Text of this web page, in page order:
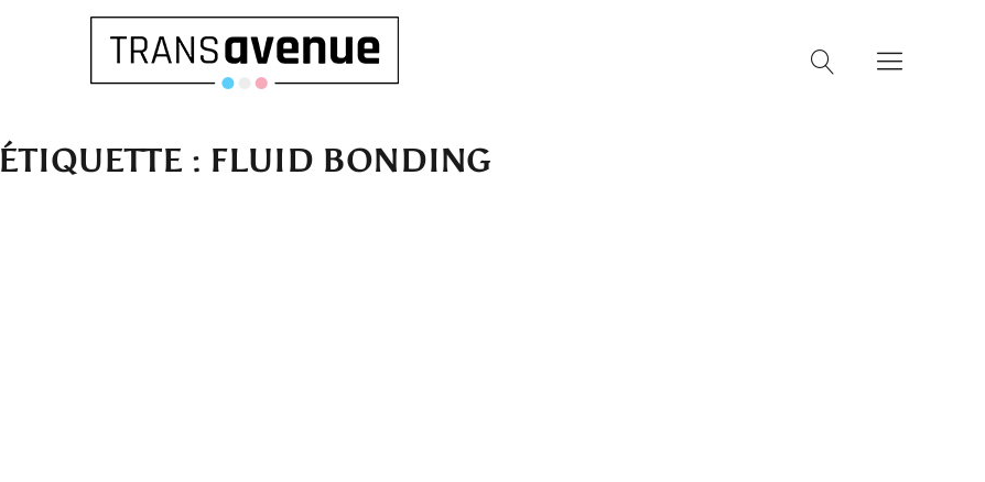
ÉTIQUETTE : FLUID BONDING